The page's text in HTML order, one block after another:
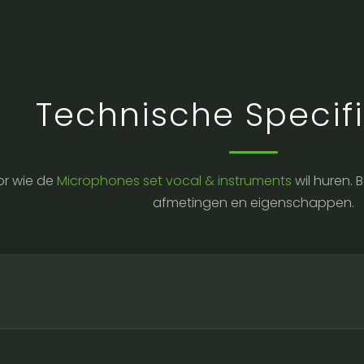
Technische
wie de Microphones set vocal & instruments wil huren.
afmetingen en eigenschappen.